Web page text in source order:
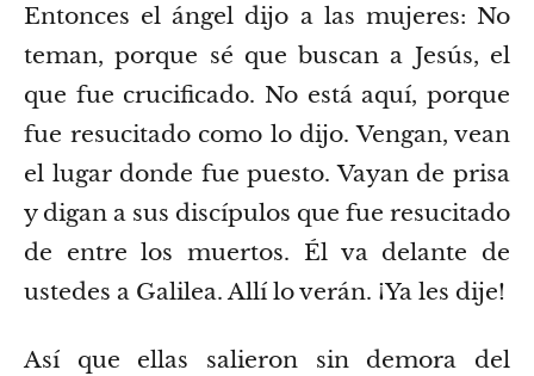
Entonces el ángel dijo a las mujeres: No
teman, porque sé que buscan a Jesús, el
que fue crucificado. No está aquí, porque
fue resucitado como lo dijo. Vengan, vean
el lugar donde fue puesto.Vayan de prisa
y digan a sus discípulos que fue resucitado
de entre los muertos. Él va delante de
ustedes a Galilea. Allí lo verán. ¡Ya les dije!
Así que ellas salieron sin demora del